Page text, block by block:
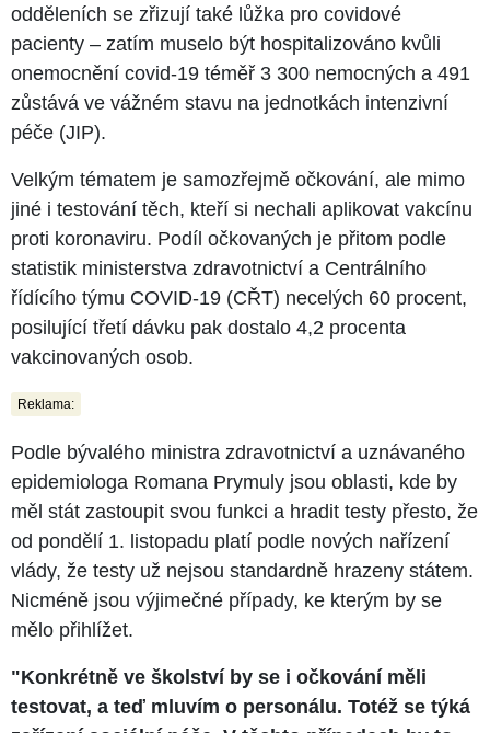
odděleních se zřizují také lůžka pro covidové
pacienty – zatím muselo být hospitalizováno kvůli
onemocnění covid-19 téměř 3 300 nemocných a 491
zůstává ve vážném stavu na jednotkách intenzivní
péče (JIP).
Velkým tématem je samozřejmě očkování, ale mimo
jiné i testování těch, kteří si nechali aplikovat vakcínu
proti koronaviru. Podíl očkovaných je přitom podle
statistik ministerstva zdravotnictví a Centrálního
řídícího týmu COVID-19 (CŘT) necelých 60 procent,
posilující třetí dávku pak dostalo 4,2 procenta
vakcinovaných osob.
Reklama:
Podle bývalého ministra zdravotnictví a uznávaného
epidemiologa Romana Prymuly jsou oblasti, kde by
měl stát zastoupit svou funkci a hradit testy přesto, že
od pondělí 1. listopadu platí podle nových nařízení
vlády, že testy už nejsou standardně hrazeny státem.
Nicméně jsou výjimečné případy, ke kterým by se
mělo přihlížet.
"Konkrétně ve školství by se i očkování měli
testovat, a teď mluvím o personálu. Totéž se týká